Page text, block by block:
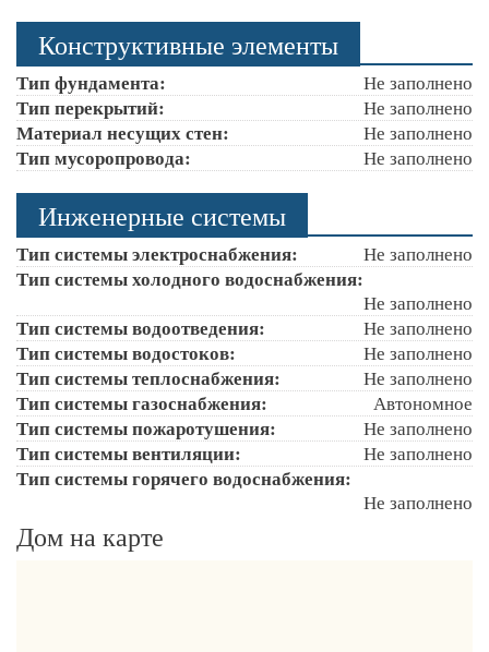
Конструктивные элементы
Тип фундамента: Не заполнено
Тип перекрытий: Не заполнено
Материал несущих стен: Не заполнено
Тип мусоропровода: Не заполнено
Инженерные системы
Тип системы электроснабжения: Не заполнено
Тип системы холодного водоснабжения:
Не заполнено
Тип системы водоотведения: Не заполнено
Тип системы водостоков: Не заполнено
Тип системы теплоснабжения: Не заполнено
Тип системы газоснабжения: Автономное
Тип системы пожаротушения: Не заполнено
Тип системы вентиляции: Не заполнено
Тип системы горячего водоснабжения:
Не заполнено
Дом на карте